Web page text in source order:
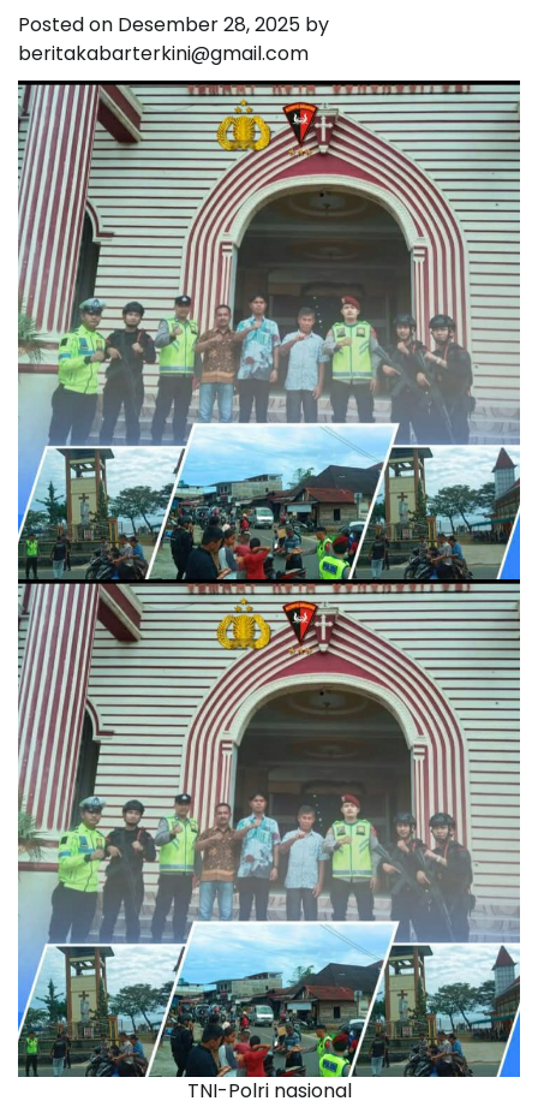
Posted on Desember 28, 2025 by
beritakabarterkini@gmail.com
TNI-Polri nasional